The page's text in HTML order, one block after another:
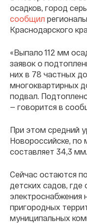
осадков, город
сообщил
Краснодарского
«Выпало 112 мм
заявок о
них в 78 частных
многоквартирных
подвал.
— говорится в
При этом средний
Новороссийске, по
составляет 34,3 мм.
Сейчас остаются
детских садов,
электроснабжения
пригородных
муниципальных